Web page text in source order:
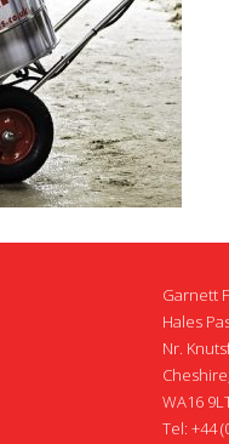
Garnett
Hales
Nr.
Cheshire,
WA16
Tel: +44